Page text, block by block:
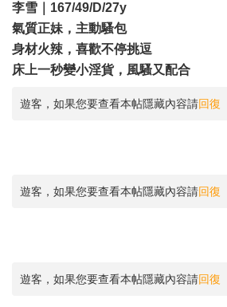
李雪｜167/49/D/27y
氣質正妹，主動騷包
身材火辣，喜歡不停挑逗
床上一秒變小淫貨，風騷又配合
遊客，如果您要查看本帖隱藏內容請回復
遊客，如果您要查看本帖隱藏內容請回復
遊客，如果您要查看本帖隱藏內容請回復